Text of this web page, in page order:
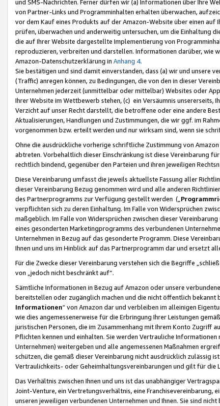
und SMS-Nachrichten. Ferner dürfen wir (a) Informationen über Ihre
von Partner-Links und Programminhalten erhalten überwachen,
vor dem Kauf eines Produkts auf der Amazon-Website über einen
prüfen, überwachen und anderweitig untersuchen, um die Einhaltung
die auf Ihrer Website dargestellte Implementierung von
reproduzieren, verbreiten und darstellen. Informationen darüber, wie
Amazon-Datenschutzerklärung in Anhang 4.
Sie bestätigen und sind damit einverstanden, dass (a) wir und
(Traffic) anregen können, zu Bedingungen, die von den in dieser
Unternehmen jederzeit (unmittelbar oder mittelbar) Websites oder
Ihrer Website im Wettbewerb stehen, (c) ein Versäumnis unsererseits,
Verzicht auf unser Recht darstellt, die betroffene oder eine andere
Aktualisierungen, Handlungen und Zustimmungen, die wir ggf. im
vorgenommen bzw. erteilt werden und nur wirksam sind, wenn sie
Ohne die ausdrückliche vorherige schriftliche Zustimmung von
abtreten. Vorbehaltlich dieser Einschränkung ist diese Vereinbarung
rechtlich bindend, gegenüber den Parteien und ihren jeweiligen
Diese Vereinbarung umfasst die jeweils aktuellste Fassung aller
dieser Vereinbarung Bezug genommen wird und alle anderen
des Partnerprogramms zur Verfügung gestellt werden („
verpflichten sich zu deren Einhaltung. Im Falle von Widersprüchen
maßgeblich. Im Falle von Widersprüchen zwischen dieser
eines gesonderten Marketingprogramms des verbundenen
Unternehmen in Bezug auf das gesonderte Programm. Diese
Ihnen und uns im Hinblick auf das Partnerprogramm dar und ersetzt
Für die Zwecke dieser Vereinbarung verstehen sich die Begriffe
von „jedoch nicht beschränkt auf“.
Sämtliche Informationen in Bezug auf Amazon oder unsere
bereitstellen oder zugänglich machen und die nicht öffentlich
Informationen“ von Amazon dar und verbleiben im alleinigen
wie dies angemessenerweise für die Erbringung Ihrer Leistungen
juristischen Personen, die im Zusammenhang mit Ihrem Konto
Pflichten kennen und einhalten. Sie werden Vertrauliche
Unternehmen) weitergeben und alle angemessenen Maßnahmen
schützen, die gemäß dieser Vereinbarung nicht ausdrücklich zulässig
Vertraulichkeits- oder Geheimhaltungsvereinbarungen und gilt für die
Das Verhältnis zwischen Ihnen und uns ist das unabhängiger
Joint-Venture, ein Vertretungsverhältnis, eine Franchisevereinbarung,
unseren jeweiligen verbundenen Unternehmen und Ihnen. Sie sind